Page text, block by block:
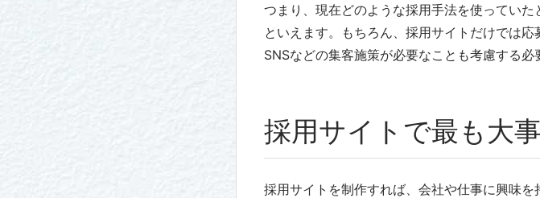
つまり、現在どのような採用手法を使ってい
といえます。もちろん、採用サイトだけでは
SNSなどの集客施策が必要なことも考慮する必
採用サイトで最も大
採用サイトを制作すれば、会社や仕事に興味